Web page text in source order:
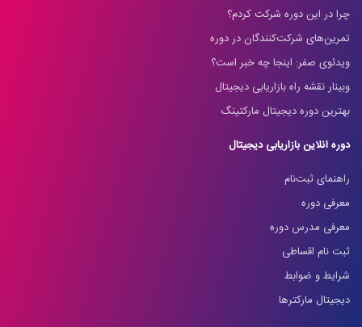
چرا در این دوره شرکت کردم؟
تمرین‌های شرکت‌کنندگان در دوره
ویدئوی صفر: اینجا چه خبر است؟
وبینار نقشه راه بازاریابی دیجیتال
بهترین دوره دیجیتال مارکتینگ
دوره آنلاین بازاریابی دیجیتال
راهنمای ثبت‌نام
معرفی دوره
معرفی مدرس دوره
ثبت نام اقساطی
شرایط و ضوابط
دیجیتال مارکترها